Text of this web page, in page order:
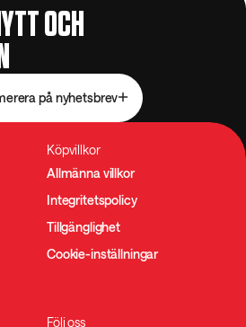
OCH
på nyhetsbrev
Köpvillkor
Allmänna villkor
Integritetspolicy
Tillgänglighet
Cookie-inställningar
Följ oss